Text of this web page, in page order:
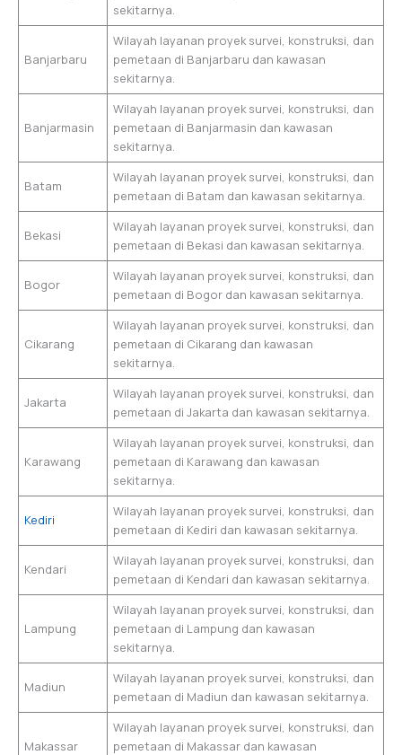
sekitarnya.
Banjarbaru
Wilayah layanan proyek survei, konstruksi, dan
pemetaan di Banjarbaru dan kawasan
sekitarnya.
Banjarmasin
Wilayah layanan proyek survei, konstruksi, dan
pemetaan di Banjarmasin dan kawasan
sekitarnya.
Batam
Wilayah layanan proyek survei, konstruksi, dan
pemetaan di Batam dan kawasan sekitarnya.
Bekasi
Wilayah layanan proyek survei, konstruksi, dan
pemetaan di Bekasi dan kawasan sekitarnya.
Bogor
Wilayah layanan proyek survei, konstruksi, dan
pemetaan di Bogor dan kawasan sekitarnya.
Cikarang
Wilayah layanan proyek survei, konstruksi, dan
pemetaan di Cikarang dan kawasan
sekitarnya.
Jakarta
Wilayah layanan proyek survei, konstruksi, dan
pemetaan di Jakarta dan kawasan sekitarnya.
Karawang
Wilayah layanan proyek survei, konstruksi, dan
pemetaan di Karawang dan kawasan
sekitarnya.
Kediri
Wilayah layanan proyek survei, konstruksi, dan
pemetaan di Kediri dan kawasan sekitarnya.
Kendari
Wilayah layanan proyek survei, konstruksi, dan
pemetaan di Kendari dan kawasan sekitarnya.
Lampung
Wilayah layanan proyek survei, konstruksi, dan
pemetaan di Lampung dan kawasan
sekitarnya.
Madiun
Wilayah layanan proyek survei, konstruksi, dan
pemetaan di Madiun dan kawasan sekitarnya.
Makassar
Wilayah layanan proyek survei, konstruksi, dan
pemetaan di Makassar dan kawasan